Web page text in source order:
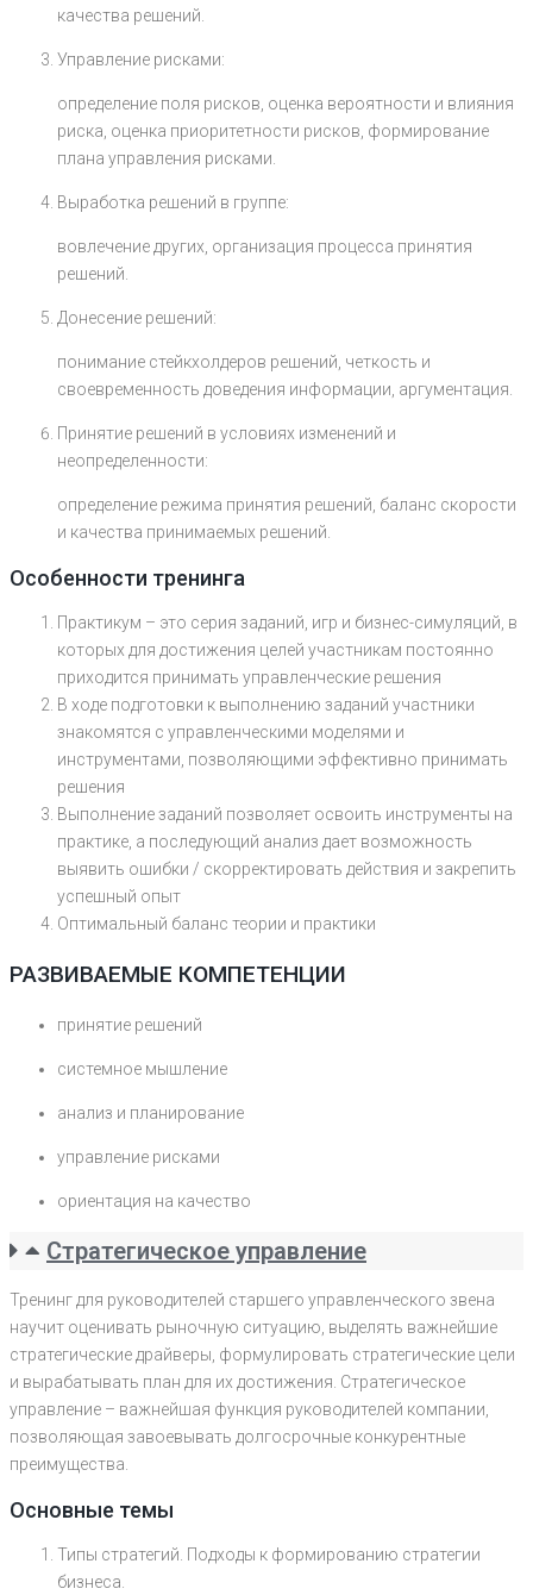
качества решений.
Управление рисками:
определение поля рисков, оценка вероятности и влияния
риска, оценка приоритетности рисков, формирование
плана управления рисками.
Выработка решений в группе:
вовлечение других, организация процесса принятия
решений.
Донесение решений:
понимание стейкхолдеров решений, четкость и
своевременность доведения информации, аргументация.
Принятие решений в условиях изменений и
неопределенности:
определение режима принятия решений, баланс скорости
и качества принимаемых решений.
Особенности тренинга
Практикум – это серия заданий, игр и бизнес-симуляций, в
которых для достижения целей участникам постоянно
приходится принимать управленческие решения
В ходе подготовки к выполнению заданий участники
знакомятся с управленческими моделями и
инструментами, позволяющими эффективно принимать
решения
Выполнение заданий позволяет освоить инструменты на
практике, а последующий анализ дает возможность
выявить ошибки / скорректировать действия и закрепить
успешный опыт
Оптимальный баланс теории и практики
РАЗВИВАЕМЫЕ КОМПЕТЕНЦИИ
принятие решений
системное мышление
анализ и планирование
управление рисками
ориентация на качество
Стратегическое управление
Тренинг для руководителей старшего управленческого звена
научит оценивать рыночную ситуацию, выделять важнейшие
стратегические драйверы, формулировать стратегические цели
и вырабатывать план для их достижения. Стратегическое
управление – важнейшая функция руководителей компании,
позволяющая завоевывать долгосрочные конкурентные
преимущества.
Основные темы
Типы стратегий. Подходы к формированию стратегии
бизнеса.